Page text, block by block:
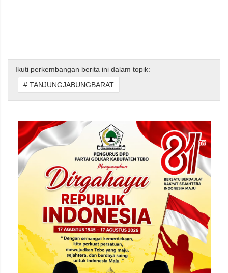
Ikuti perkembangan berita ini dalam topik:
# TANJUNGJABUNGBARAT